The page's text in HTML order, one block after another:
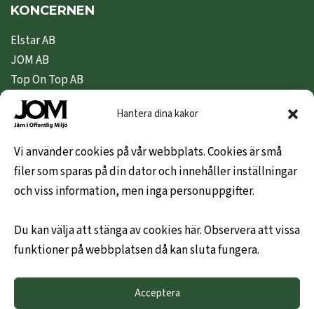
Hantera dina kakor
Vi använder cookies på vår webbplats. Cookies är små
filer som sparas på din dator och innehåller inställningar
och viss information, men inga personuppgifter.
Du kan välja att stänga av cookies här. Observera att vissa
funktioner på webbplatsen då kan sluta fungera.
Acceptera
KONCERNEN
Elstar AB
JOM AB
Top On Top AB
Nipeda AB
Nivex Topsafe AB
KUNDINFO
Om oss
Leveransvillkor
Hållbarhetspolicy